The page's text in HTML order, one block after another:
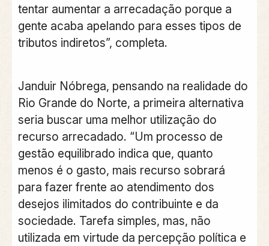
tentar aumentar a arrecadação porque a
gente acaba apelando para esses tipos de
tributos indiretos”, completa.
Janduir Nóbrega, pensando na realidade do
Rio Grande do Norte, a primeira alternativa
seria buscar uma melhor utilização do
recurso arrecadado. “Um processo de
gestão equilibrado indica que, quanto
menos é o gasto, mais recurso sobrará
para fazer frente ao atendimento dos
desejos ilimitados do contribuinte e da
sociedade. Tarefa simples, mas, não
utilizada em virtude da percepção política e